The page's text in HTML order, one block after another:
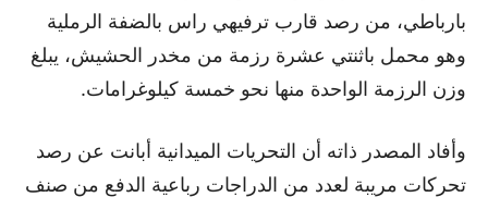
بارباطي، من رصد قارب ترفيهي راس بالضفة الرملية
وهو محمل باثنتي عشرة رزمة من مخدر الحشيش، يبلغ
وزن الرزمة الواحدة منها نحو خمسة كيلوغرامات.
وأفاد المصدر ذاته أن التحريات الميدانية أبانت عن رصد
تحركات مريبة لعدد من الدراجات رباعية الدفع من صنف